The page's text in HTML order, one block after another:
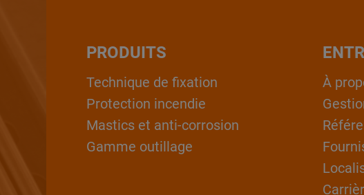
PRODUITS
Technique de fixation
Protection incendie
Mastics et anti-corrosion
Gamme outillage
À